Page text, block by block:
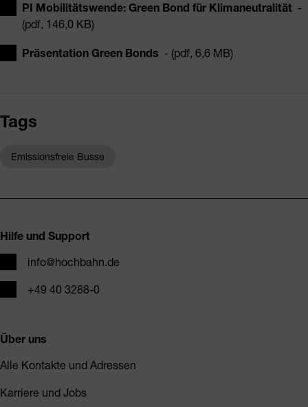
PI Mobilitätswende: Green Bond für Klimaneutralität -
(pdf, 146,0 KB)
Präsentation Green Bonds - (pdf, 6,6 MB)
Tags
Emissionsfreie Busse
Hilfe und Support
E-Mailinfo@hochbahn.de
Telefon+49 40 3288-0
Über uns
Alle Kontakte und Adressen
Karriere und Jobs